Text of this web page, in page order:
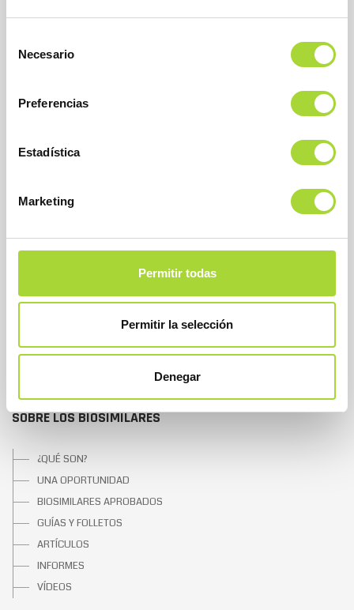
Necesario
Preferencias
Estadística
Marketing
Permitir todas
Permitir la selección
Denegar
SOBRE BIOSIM
QUIÉNES SOMOS
ASOCIADOS
ASOCIADOS ADHERIDOS
NOTICIAS
SOBRE LOS BIOSIMILARES
¿QUÉ SON?
UNA OPORTUNIDAD
BIOSIMILARES APROBADOS
GUÍAS Y FOLLETOS
ARTÍCULOS
INFORMES
VÍDEOS